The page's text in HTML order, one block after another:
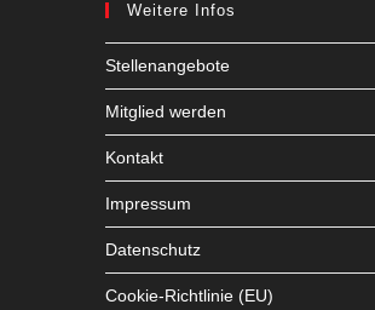
Weitere Infos
Stellenangebote
Mitglied werden
Kontakt
Impressum
Datenschutz
Cookie-Richtlinie (EU)